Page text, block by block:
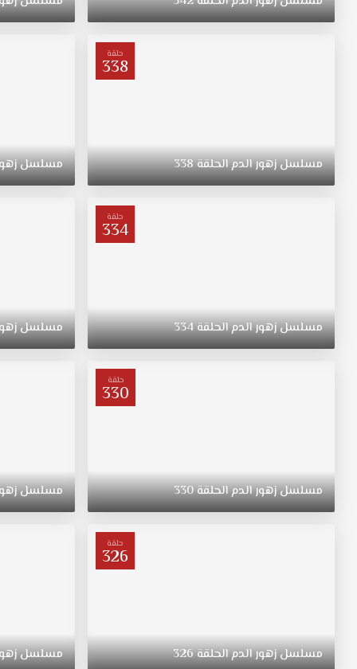
عمهما
ستجلب
رياحًا
قوية
مترجمة
قصة
عشق.
وإنقاذ
شقيقهما
العلاقة
المليئة
حلقة
338
مسلسلزهورالدمالحلقة338 مسلسل
حلقة
334
مسلسلزهورالدمالحلقة334 مسلسل
حلقة
330
مسلسلزهورالدمالحلقة330 مسلسل
حلقة
326
مسلسلزهورالدمالحلقة326 مسلسل